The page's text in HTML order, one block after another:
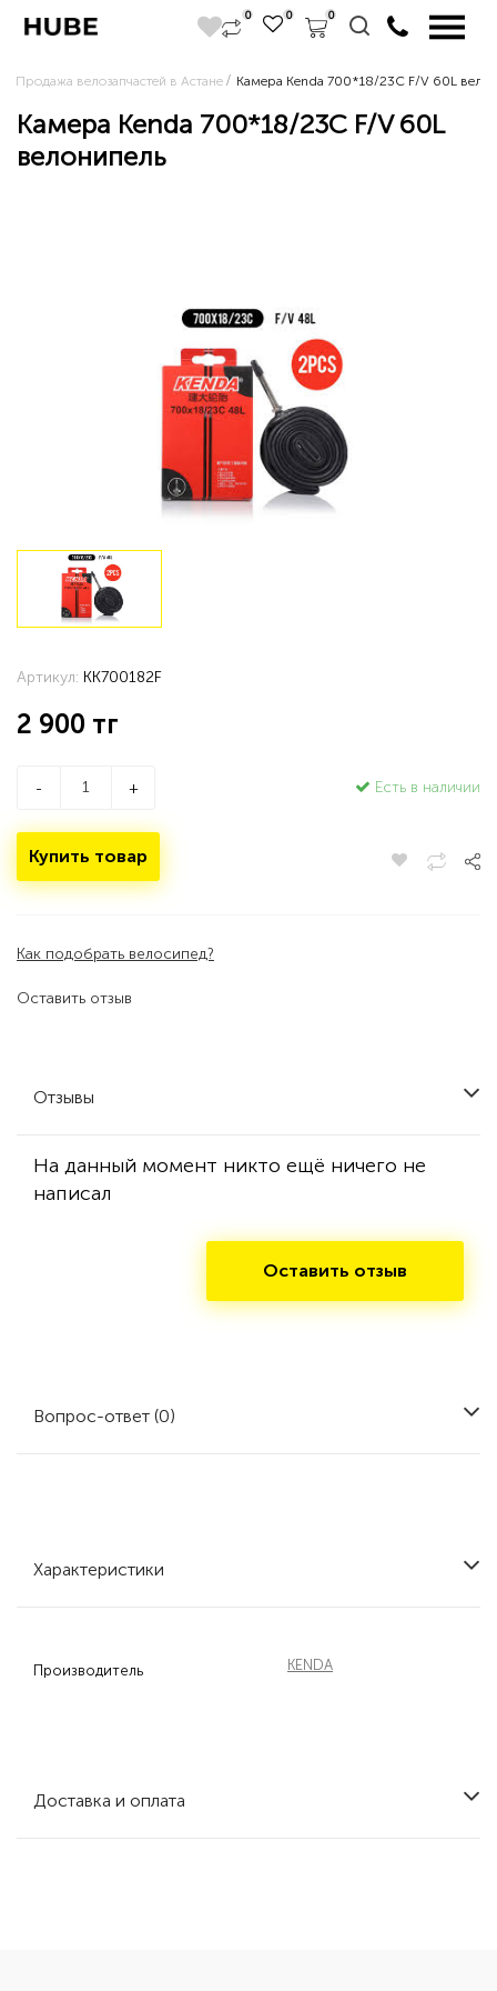
0 0 0
Продажа велозапчастей в Астане Камера Kenda 700*18/23C F/V 60L
Камера Kenda 700*18/23C F/V 60L
велонипель
Оставить отзыв
Артикул: KK700182F
2 900 тг
- + Есть в наличии
Купить товар
Как подобрать велосипед?
Отзывы
На данный момент никто ещё ничего не
написал
Оставить отзыв
Вопрос-ответ (0)
Характеристики
Производитель KENDA
Доставка и оплата